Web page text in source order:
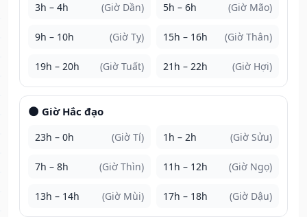
3h – 4h (Giờ Dần) 5h – 6h (Giờ Mão)
9h – 10h (Giờ Tỵ) 15h – 16h (Giờ Thân)
19h – 20h (Giờ Tuất) 21h – 22h (Giờ Hợi)
🌑 Giờ Hắc đạo
23h – 0h (Giờ Tí) 1h – 2h (Giờ Sửu)
7h – 8h (Giờ Thìn) 11h – 12h (Giờ Ngọ)
13h – 14h (Giờ Mùi) 17h – 18h (Giờ Dậu)